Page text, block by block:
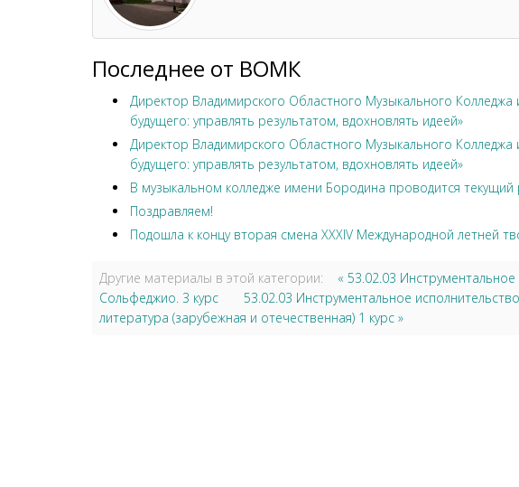
Последнее от ВОМК
Директор Владимирского Областного Музыкального
будущего: управлять результатом, вдохновлять идеей»
Директор Владимирского Областного Музыкального
будущего: управлять результатом, вдохновлять идеей»
В музыкальном колледже имени Бородина проводится
Поздравляем!
Подошла к концу вторая смена XXXIV Международной летней
Другие материалы в этой категории:
« 53.02.03
Сольфеджио. 3 курс
53.02.03 Инструментальное
литература (зарубежная и отечественная) 1 курс »